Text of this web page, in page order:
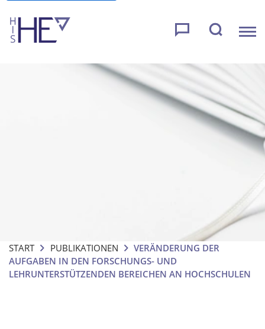
START PUBLIKATIONEN
VERÄNDERUNG DER
AUFGABEN IN DEN FORSCHUNGS- UND
LEHRUNTERSTÜTZENDEN BEREICHEN AN HOCHSCHULEN